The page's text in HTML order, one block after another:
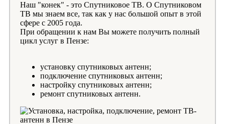
Наш "конек" - это Спутниковое ТВ. О Спутниковом
ТВ мы знаем все, так как у нас большой опыт в этой
сфере с 2005 года.
При обращении к нам Вы можете получить полный
цикл услуг в Пензе:
установку спутниковых антенн;
подключение спутниковых антенн;
настройку спутниковых антенн;
ремонт спутниковых антенн.